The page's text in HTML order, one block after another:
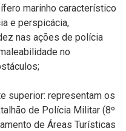
marinho característico
e perspicácia,
nas ações de polícia
no
superior: representam os
de Polícia Militar (8º
de Áreas Turísticas